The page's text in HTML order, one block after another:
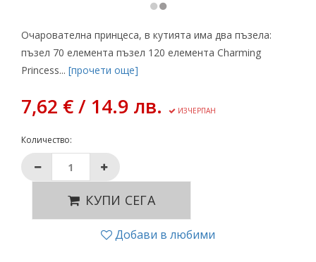
Очарователна принцеса, в кутията има два пъзела:
пъзел 70 елемента пъзел 120 елемента Charming
Princess... [прочети още]
7,62 € / 14.9 лв. ИЗЧЕРПАН
Количество:
КУПИ СЕГА
Добави в любими